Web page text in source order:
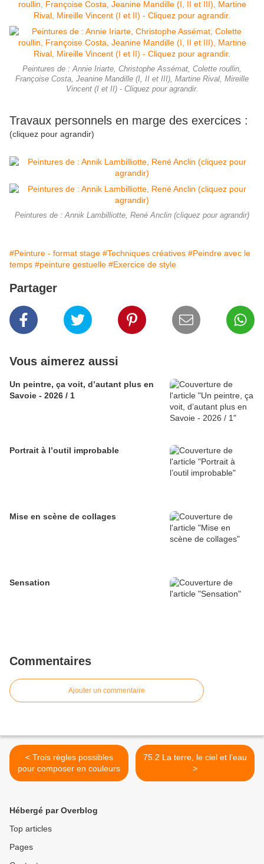
Peintures de : Annie Iriarte, Christophe Assémat, Colette roullin,
Françoise Costa, Jeanine Mandille (I, II et III), Martine Rival, Mireille
Vincent (I et II) - Cliquez pour agrandir.
Travaux personnels en marge des exercices :
(cliquez pour agrandir)
Peintures de : Annik Lambilliotte, René Anclin (cliquez pour agrandir)
#Peinture - format stage #Techniques créatives #Peindre avec le
temps #peinture gestuelle #Exercice de style
Partager
Vous aimerez aussi
Un peintre, ça voit, d’autant plus en
Savoie - 2026 / 1
Portrait à l’outil improbable
Mise en scène de collages
Sensation
Commentaires
Ajouter un commentaire
< Trois règles possibles
pour composer en couleurs
75.2 La terre, le ciel et l’eau
>
Hébergé par Overblog
Top articles
Pages